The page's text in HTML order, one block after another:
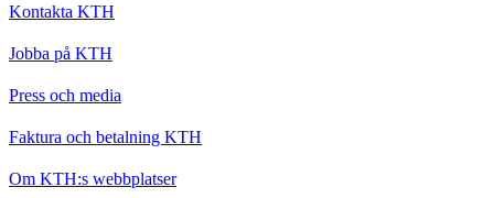
Kontakta KTH
Jobba på KTH
Press och media
Faktura och betalning KTH
Om KTH:s webbplatser